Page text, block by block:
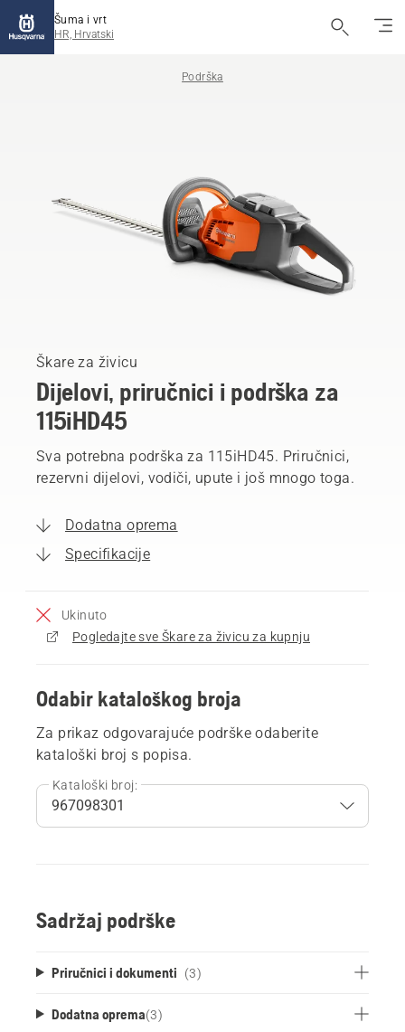
Šuma i vrt
HR, Hrvatski
Podrška
Škare za živicu
Dijelovi, priručnici i podrška za
115iHD45
Sva potrebna podrška za 115iHD45. Priručnici,
rezervni dijelovi, vodiči, upute i još mnogo toga.
Dodatna oprema
Specifikacije
Ukinuto
Pogledajte sve Škare za živicu za kupnju
Odabir kataloškog broja
Za prikaz odgovarajuće podrške odaberite
kataloški broj s popisa.
Kataloški broj:
Sadržaj podrške
Priručnici i dokumenti (3)
Dodatna oprema(3)